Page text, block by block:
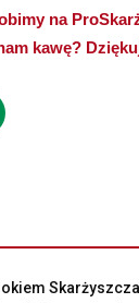
na
kawę?